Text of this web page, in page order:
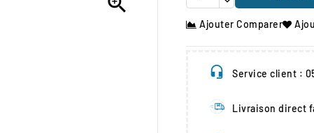
Ajouter Comparer
Service client :
Livraison direct